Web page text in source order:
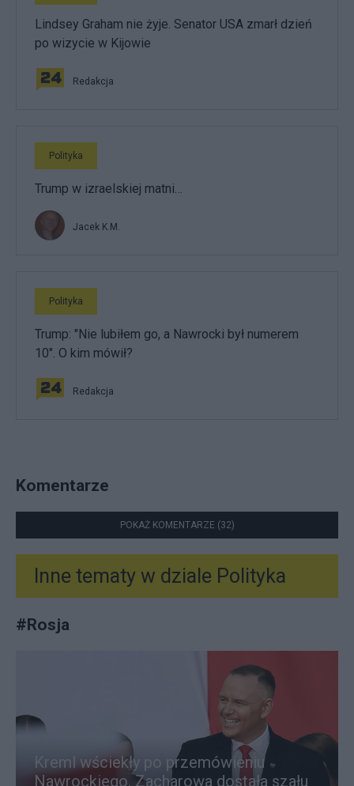
Lindsey Graham nie żyje. Senator USA zmarł dzień
po wizycie w Kijowie
Redakcja
Polityka
Trump w izraelskiej matni…
Jacek K.M.
Polityka
Trump: "Nie lubiłem go, a Nawrocki był numerem
10". O kim mówił?
Redakcja
Komentarze
POKAŻ KOMENTARZE (32)
Inne tematy w dziale Polityka
#Rosja
Kreml wściekły po przemówieniu
Nawrockiego. Zacharowa dostała szału